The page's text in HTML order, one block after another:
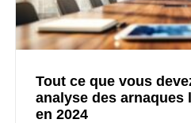
Tout ce que vous
analyse des arnaques
en 2024